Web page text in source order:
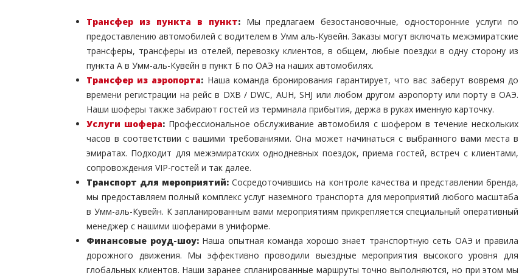
Трансфер из пункта в пункт:Мы предлагаем безостановочные, односторонние услуги по
предоставлению автомобилей с водителем в Умм аль-Кувейн. Заказы могут включать межэмиратские
трансферы, трансферы из отелей, перевозку клиентов, в общем, любые поездки в одну сторону из
пункта А в Умм-аль-Кувейн в пункт Б по ОАЭ на наших автомобилях.
Трансфер из аэропорта: Наша команда бронирования гарантирует, что вас заберут вовремя до
времени регистрации на рейс в DXB / DWC, AUH, SHJ или любом другом аэропорту или порту в ОАЭ.
Наши шоферы также забирают гостей из терминала прибытия, держа в руках именную карточку.
Услуги шофера: Профессиональное обслуживание автомобиля с шофером в течение нескольких
часов в соответствии с вашими требованиями. Она может начинаться с выбранного вами места в
эмиратах. Подходит для межэмиратских однодневных поездок, приема гостей, встреч с клиентами,
сопровождения VIP-гостей и так далее.
Транспорт для мероприятий: Сосредоточившись на контроле качества и представлении бренда,
мы предоставляем полный комплекс услуг наземного транспорта для мероприятий любого масштаба
в Умм-аль-Кувейн. К запланированным вами мероприятиям прикрепляется специальный оперативный
менеджер с нашими шоферами в униформе.
Финансовые роуд-шоу:Наша опытная команда хорошо знает транспортную сеть ОАЭ и правила
дорожного движения. Мы эффективно проводили выездные мероприятия высокого уровня для
глобальных клиентов. Наши заранее спланированные маршруты точно выполняются, но при этом мы